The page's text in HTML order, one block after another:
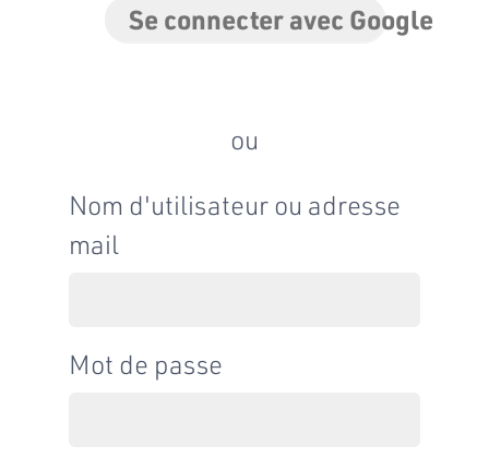
Se connecter avec Google
ou
Nom d'utilisateur ou adresse
mail
Mot de passe